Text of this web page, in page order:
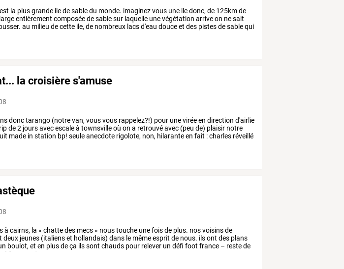
est la plusgrande iledesabledu monde. imaginezvous une iledonc, de 125kmde
largeentièrement composéedesablesur laquelle unevégétation arriveon nesait
au milieu decette ile, de nombreux lacsd'eau douceet des pistesdesablequi
la croisière s'amuse
donctarango (notrevan,vousvous rappelez?!) pour uneviréeen direction d'airlie
de2 joursavecescaleà townsvilleoù on a retrouvéavec (peu de) plaisir notre
made in station bp! seuleanecdote rigolote, non, hilaranteen fait :charles réveillé
à cairns, la « chattedes mecs » noustouche unefoisde plus. nosvoisinsde
deux jeunes (italienset hollandais) dans le mêmeesprit de nous. ilsont des plans
boulot,et en plusdeça ilssont chauds pour relever un défi foot france – restede
l'apport de